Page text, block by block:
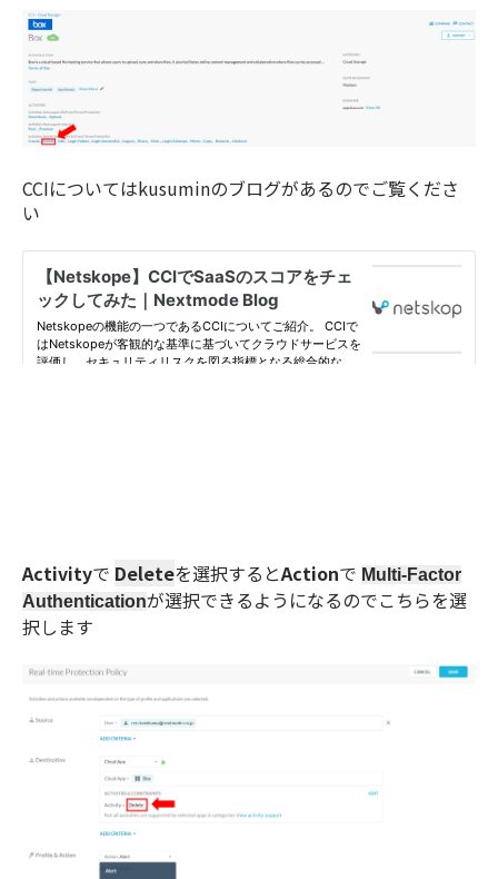
CCIについてはkusuminのブログがあるのでご覧くださ
い
Activityで Deleteを選択するとActionで Multi-Factor
Authenticationが選択できるようになるのでこちらを選
択します